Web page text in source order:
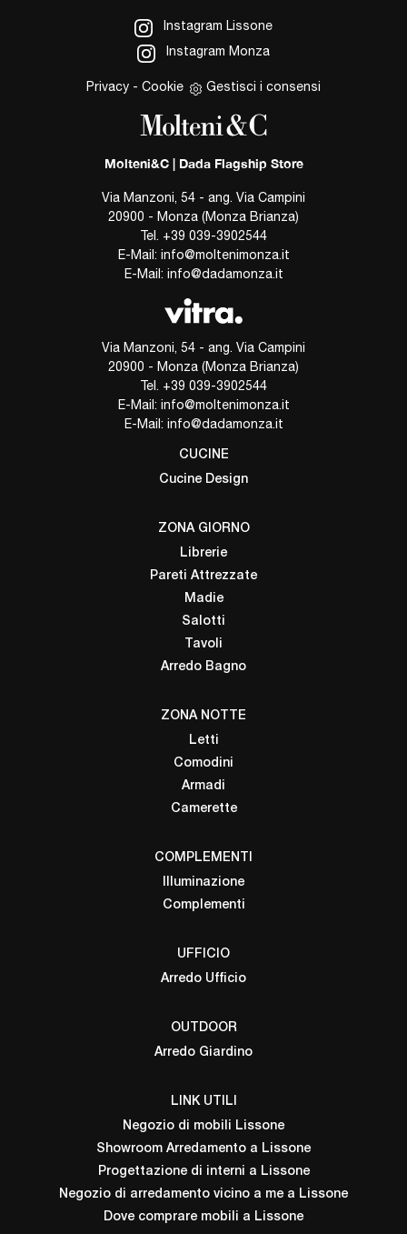
Instagram Lissone
Instagram Monza
Privacy - Cookie Gestisci i consensi
Molteni&C | Dada Flagship Store
Via Manzoni, 54 - ang. Via Campini
20900 - Monza (Monza Brianza)
Tel. +39 039-3902544
E-Mail: info@moltenimonza.it
E-Mail: info@dadamonza.it
Via Manzoni, 54 - ang. Via Campini
20900 - Monza (Monza Brianza)
Tel. +39 039-3902544
E-Mail: info@moltenimonza.it
E-Mail: info@dadamonza.it
CUCINE
Cucine Design
ZONA GIORNO
Librerie
Pareti Attrezzate
Madie
Salotti
Tavoli
Arredo Bagno
ZONA NOTTE
Letti
Comodini
Armadi
Camerette
COMPLEMENTI
Illuminazione
Complementi
UFFICIO
Arredo Ufficio
OUTDOOR
Arredo Giardino
LINK UTILI
Negozio di mobili Lissone
Showroom Arredamento a Lissone
Progettazione di interni a Lissone
Negozio di arredamento vicino a me a Lissone
Dove comprare mobili a Lissone